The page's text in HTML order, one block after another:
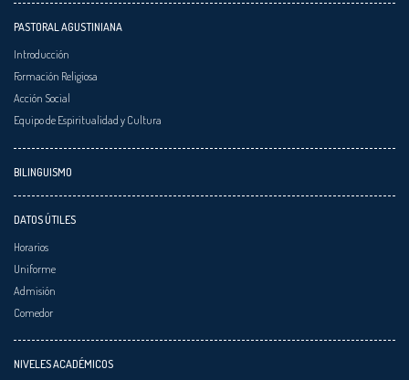
PASTORAL AGUSTINIANA
Introducción
Formación Religiosa
Acción Social
Equipo de Espiritualidad y Cultura
BILINGUISMO
DATOS ÚTILES
Horarios
Uniforme
Admisión
Comedor
NIVELES ACADÉMICOS